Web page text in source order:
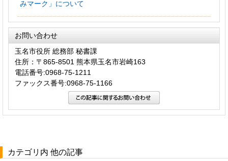
みマーク」について
お問い合わせ
玉名市役所 総務部 秘書課
住所：〒865-8501 熊本県玉名市岩崎163
電話番号:0968-75-1211
ファックス番号:0968-75-1166
カテゴリ内 他の記事